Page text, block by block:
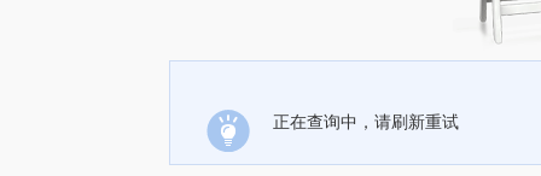
正在查询中，请刷新重试